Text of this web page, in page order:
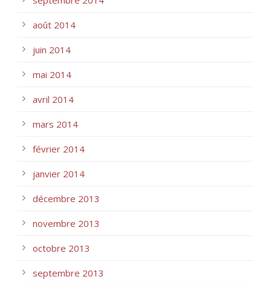
août 2014
juin 2014
mai 2014
avril 2014
mars 2014
février 2014
janvier 2014
décembre 2013
novembre 2013
octobre 2013
septembre 2013